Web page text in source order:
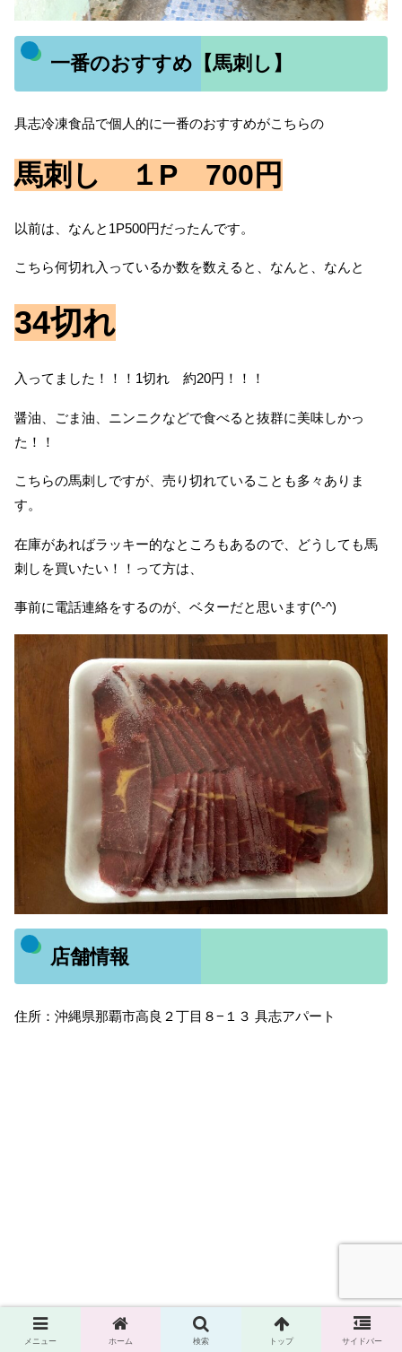
一番のおすすめ【馬刺し】
具志冷凍食品で個人的に一番のおすすめがこちらの
馬刺し １P 700円
以前は、なんと1P500円だったんです。
こちら何切れ入っているか数を数えると、なんと、なんと
34切れ
入ってました！！！1切れ 約20円！！！
醤油、ごま油、ニンニクなどで食べると抜群に美味しかっ
た！！
こちらの馬刺しですが、売り切れていることも多々ありま
す。
在庫があればラッキー的なところもあるので、どうしても馬
刺しを買いたい！！って方は、
事前に電話連絡をするのが、ベターだと思います(^-^)
店舗情報
住所：沖縄県那覇市高良２丁目８−１３ 具志アパート
メニュー ホーム 検索 トップ サイドバー